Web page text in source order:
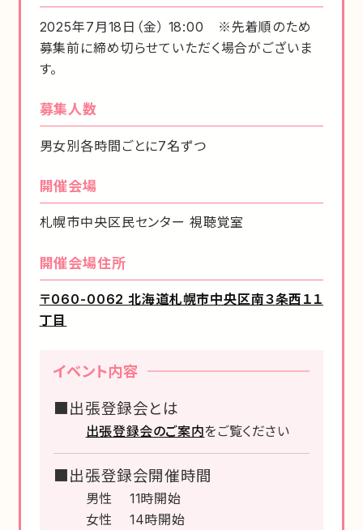
2025年7月18日（金） 18:00 ※先着順のため
募集前に締め切らせていただく場合がございま
す。
募集人数
男女別各時間ごとに7名ずつ
開催会場
札幌市中央区民センター 視聴覚室
開催会場住所
〒060-0062 北海道札幌市中央区南３条西１１
丁目
イベント内容
■出張登録会とは
出張登録会のご案内をご覧ください
■出張登録会開催時間
男性 11時開始
女性 14時開始